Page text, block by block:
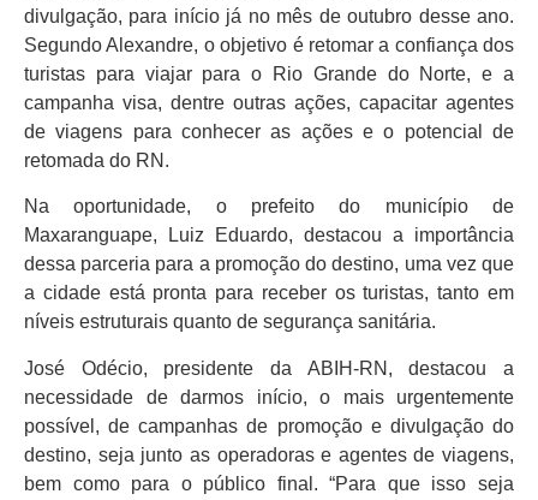
divulgação, para início já no mês de outubro desse ano.
Segundo Alexandre, o objetivo é retomar a confiança dos
turistas para viajar para o Rio Grande do Norte, e a
campanha visa, dentre outras ações, capacitar agentes
de viagens para conhecer as ações e o potencial de
retomada do RN.
Na oportunidade, o prefeito do município de
Maxaranguape, Luiz Eduardo, destacou a importância
dessa parceria para a promoção do destino, uma vez que
a cidade está pronta para receber os turistas, tanto em
níveis estruturais quanto de segurança sanitária.
José Odécio, presidente da ABIH-RN, destacou a
necessidade de darmos início, o mais urgentemente
possível, de campanhas de promoção e divulgação do
destino, seja junto as operadoras e agentes de viagens,
bem como para o público final. “Para que isso seja